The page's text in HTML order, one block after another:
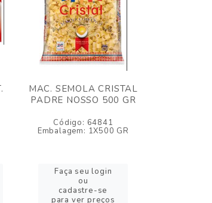
MAC. SEMOLA CRISTAL
PADRE NOSSO 500 GR
Código: 64841
Embalagem: 1X500 GR
Faça seu login
ou
cadastre-se
para ver preços